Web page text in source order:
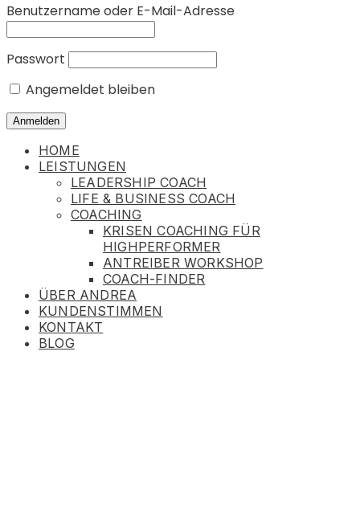
Benutzername oder E-Mail-Adresse
Passwort
Angemeldet bleiben
HOME
LEISTUNGEN
LEADERSHIP COACH
LIFE & BUSINESS COACH
COACHING
KRISEN COACHING FÜR
HIGHPERFORMER
ANTREIBER WORKSHOP
COACH-FINDER
ÜBER ANDREA
KUNDENSTIMMEN
KONTAKT
BLOG